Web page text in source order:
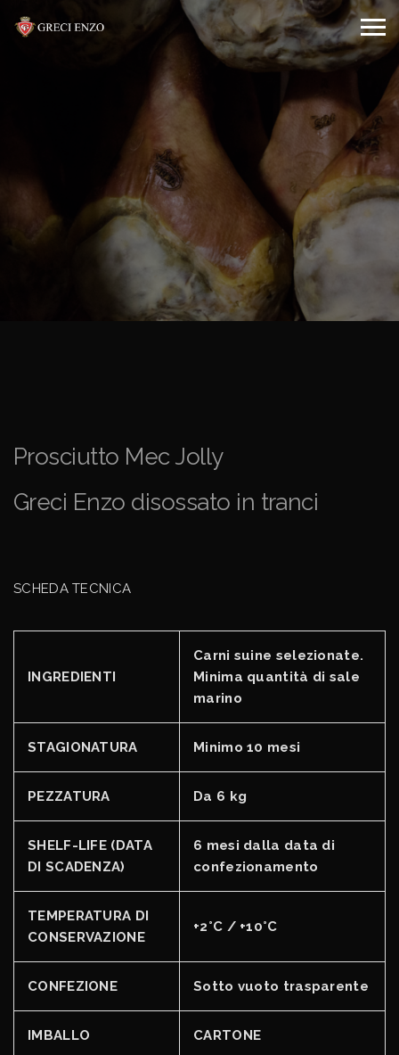
Prosciutto Mec Jolly
Greci Enzo disossato in tranci
SCHEDA TECNICA
INGREDIENTI
Carni suine selezionate.
Minima quantità di sale
marino
STAGIONATURA Minimo 10 mesi
PEZZATURA Da 6 kg
SHELF-LIFE (DATA
DI SCADENZA)
6 mesi dalla data di
confezionamento
TEMPERATURA DI
CONSERVAZIONE
+2°C / +10°C
CONFEZIONE Sotto vuoto trasparente
IMBALLO CARTONE